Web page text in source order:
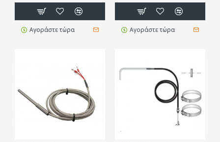
Αγοράστε τώρα Αγοράστε τώρα